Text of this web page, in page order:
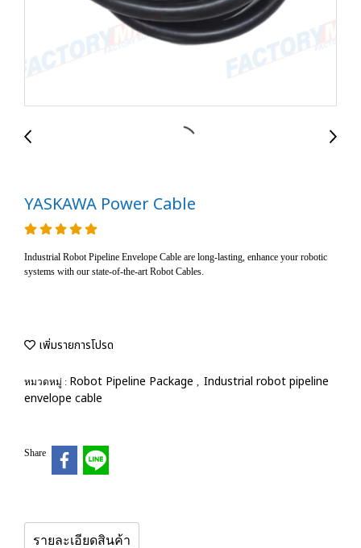
YASKAWA Power Cable
Industrial Robot Pipeline Envelope Cable are long-lasting, enhance your robotic
systems with our state-of-the-art Robot Cables.
เพิ่มรายการโปรด
หมวดหมู่ : Robot Pipeline Package , Industrial robot pipeline
envelope cable
Share
รายละเอียดสินค้า